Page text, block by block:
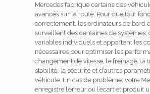
Mercedes fabrique certains des
avancés sur la route. Pour que tout
correctement, les ordinateurs de bord
surveillent des centaines de systèmes,
variables individuels et apportent les
nécessaires pour optimiser les
changement de vitesse, le freinage, la
stabilité, la sécurité et d’autres
véhicule. En cas de problème, votre
enregistre l’erreur ou l’écart et produit